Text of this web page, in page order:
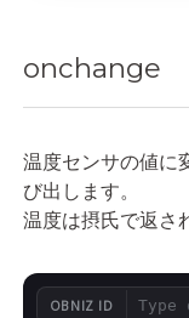
onchange
温度センサの値に
び出します。
温度は摂氏で返さ
OBNIZ ID